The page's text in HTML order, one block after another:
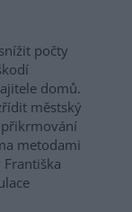
počty
domů.
městský
metodami